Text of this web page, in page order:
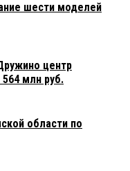
шести моделей
центр
564 млн руб.
области по